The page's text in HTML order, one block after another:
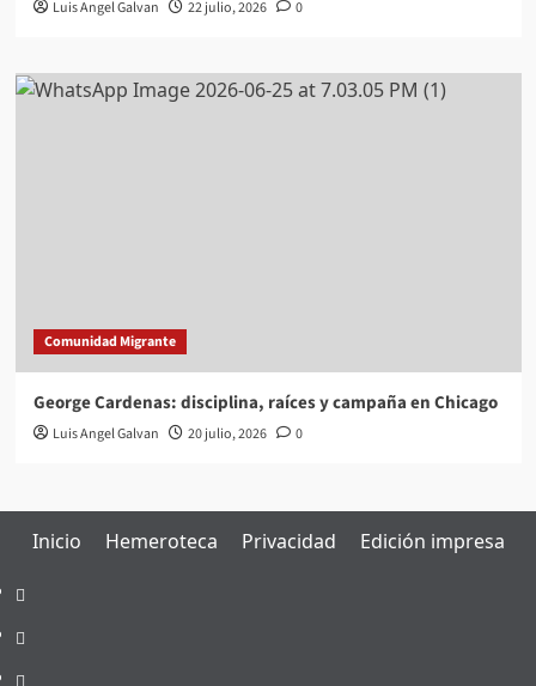
Luis Angel Galvan 22 julio, 2026 0
Comunidad Migrante
George Cardenas: disciplina, raíces y campaña en Chicago
Luis Angel Galvan 20 julio, 2026 0
Inicio Hemeroteca Privacidad Edición impresa
Inicio
Hemeroteca
Privacidad